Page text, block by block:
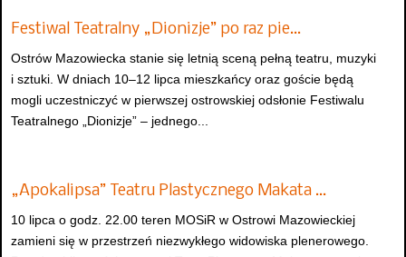
Festiwal Teatralny „Dionizje” po raz pie…
Ostrów Mazowiecka stanie się letnią sceną pełną teatru, muzyki
i sztuki. W dniach 10–12 lipca mieszkańcy oraz goście będą
mogli uczestniczyć w pierwszej ostrowskiej odsłonie Festiwalu
Teatralnego „Dionizje” – jednego...
„Apokalipsa” Teatru Plastycznego Makata …
10 lipca o godz. 22.00 teren MOSiR w Ostrowi Mazowieckiej
zamieni się w przestrzeń niezwykłego widowiska plenerowego.